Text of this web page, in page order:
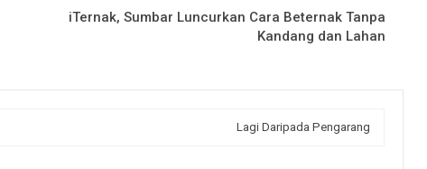
iTernak, Sumbar Luncurkan Cara Beternak Tanpa
Kandang dan Lahan
Lagi Daripada Pengarang